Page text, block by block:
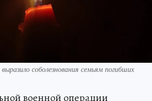
соболезнования семьям погибших
военной операции